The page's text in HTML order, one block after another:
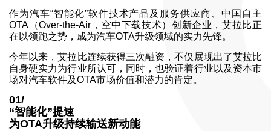
作为汽车“智能化”软件技术产品及服务供应商、中国自主
OTA（Over-the-Air，空中下载技术）创新企业，艾拉比正
在以领跑之势，成为汽车OTA升级领域的实力先锋。
今年以来，艾拉比连续获得三次融资，不仅展现出了艾拉比
自身硬实力为行业所认可，同时，也验证着行业以及资本市
场对汽车软件及OTA市场价值和潜力的肯定。
01/
“智能化”提速
为OTA升级持续输送新动能